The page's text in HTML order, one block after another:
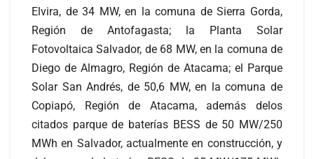
Elvira, de 34 MW, en la comuna de Sierra Gorda,
Región de Antofagasta; la Planta Solar
Fotovoltaica Salvador, de 68 MW, en la comuna de
Diego de Almagro, Región de Atacama; el Parque
Solar San Andrés, de 50,6 MW, en la comuna de
Copiapó, Región de Atacama, además delos
citados parque de baterías BESS de 50 MW/250
MWh en Salvador, actualmente en construcción, y